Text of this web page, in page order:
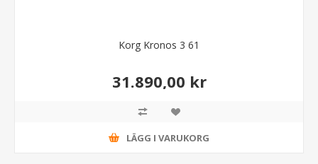
Korg Kronos 3 61
31.890,00 kr
LÄGG I VARUKORG